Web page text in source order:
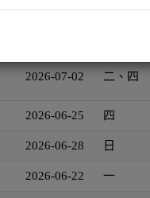
開班日期 星期
2026-07-02 二、四
2026-06-25 四
2026-06-28 日
2026-06-22 一